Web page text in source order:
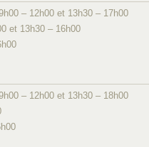
– 12h00 et 13h30 – 17h00
et 13h30 – 16h00
– 12h00 et 13h30 – 18h00